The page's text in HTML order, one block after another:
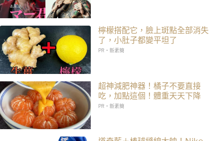
檸檬搭配它，臉上斑點全部消失
了，小肚子都變平坦了
PR・新素簡
超神減肥神器！橘子不要直接
吃，加點這個！體重天天下降
PR・新素簡